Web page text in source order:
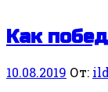
Как
10.08.2019 От: